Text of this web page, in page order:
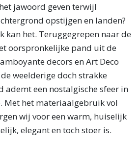
jawoord geven terwijl
opstijgen en landen?
kan het. ​​​​​​​​Teruggegrepen naar de
oorspronkelijke pand uit de
decors en Art Deco
weelderige doch strakke
ademt een nostalgische sfeer in
Met het materiaalgebruik vol
wij voor een warm, huiselijk
elegant en toch stoer is.